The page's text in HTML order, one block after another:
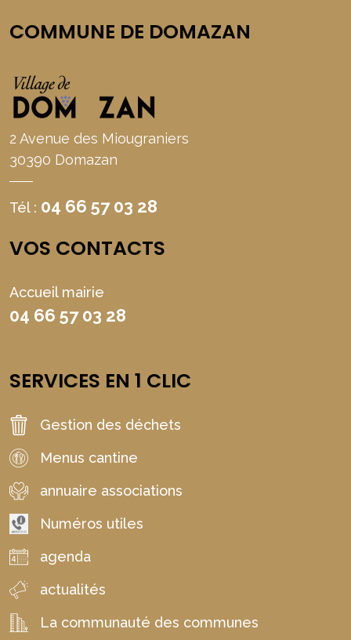
COMMUNE DE DOMAZAN
2 Avenue des Miougraniers
30390 Domazan
Tél : 04 66 57 03 28
VOS CONTACTS
Accueil mairie
04 66 57 03 28
SERVICES EN 1 CLIC
Gestion des déchets
Menus cantine
annuaire associations
Numéros utiles
agenda
actualités
La communauté des communes